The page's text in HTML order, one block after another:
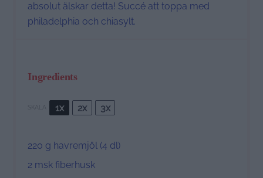
absolut älskar detta! Succé att toppa med
philadelphia och chiasylt.
Ingredients
1x 2x 3x
220 g havremjöl (4 dl)
2 msk fiberhusk